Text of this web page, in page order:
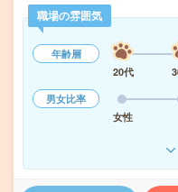
職場の雰囲気
年齢層
20代
男女比率
女性